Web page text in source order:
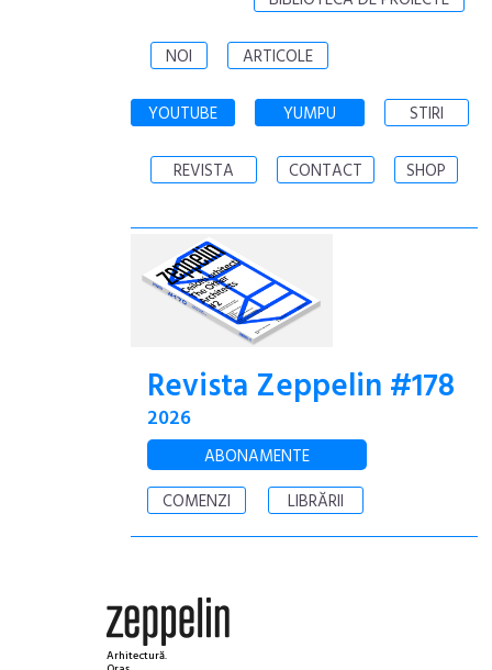
NOI ARTICOLE
YOUTUBE YUMPU STIRI
REVISTA CONTACT SHOP
Revista Zeppelin #178
2026
ABONAMENTE
COMENZI
LIBRĂRII
Arhitectură.